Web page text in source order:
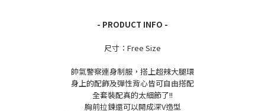
- PRODUCT INFO -
尺寸：Free Size
帥氣警察連身制服 ，搭上超辣大腿環
身上的配飾及彈性背心皆可自由搭配
全套裝配真的太細節了!!
胸前拉鍊還可以開成深V造型